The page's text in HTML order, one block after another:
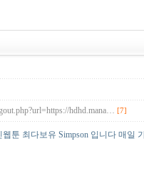
hdhd.mana… [7]
툰 최다보유 Simpson 입니다 매